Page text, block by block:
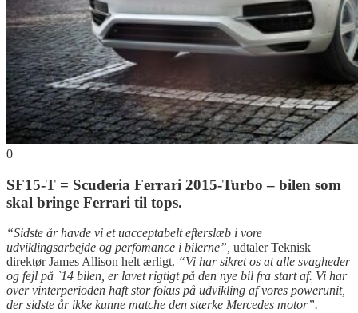
0
SF15-T = Scuderia Ferrari 2015-Turbo – bilen som
skal bringe Ferrari til tops.
“Sidste år havde vi et uacceptabelt efterslæb i vore
udviklingsarbejde og perfomance i bilerne”, udtaler Teknisk
direktør James Allison helt ærligt. “Vi har sikret os at alle svagheder
og fejl på `14 bilen, er lavet rigtigt på den nye bil fra start af. Vi har
over vinterperioden haft stor fokus på udvikling af vores powerunit,
der sidste år ikke kunne matche den stærke Mercedes motor”.